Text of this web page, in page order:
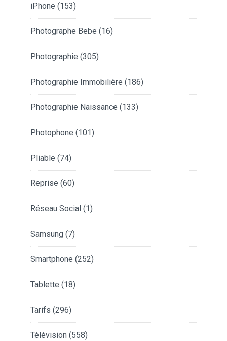
iPhone (153)
Photographe Bebe (16)
Photographie (305)
Photographie Immobilière (186)
Photographie Naissance (133)
Photophone (101)
Pliable (74)
Reprise (60)
Réseau Social (1)
Samsung (7)
Smartphone (252)
Tablette (18)
Tarifs (296)
Télévision (558)